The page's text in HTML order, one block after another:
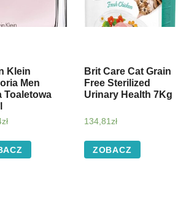
Klein
Men
Toaletowa
zł
Brit Care Cat Grain
Free Sterilized
Urinary Health 7Kg
134,81zł
ZOBACZ